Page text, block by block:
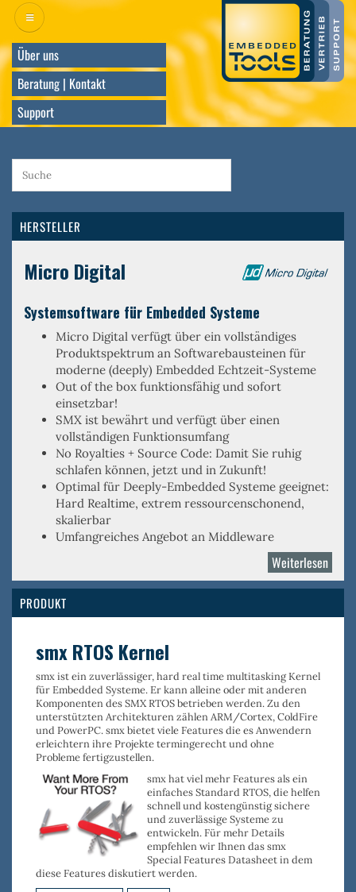
Direkt
zum
InhaltÜber uns
Beratung | Kontakt
Support
HERSTELLER
Micro Digital
Systemsoftware für Embedded Systeme
Micro Digital verfügt über ein vollständiges
Produktspektrum an Softwarebausteinen für
moderne (deeply) Embedded Echtzeit-Systeme
Out of the box funktionsfähig und sofort
einsetzbar!
SMX ist bewährt und verfügt über einen
vollständigen Funktionsumfang
No Royalties + Source Code: Damit Sie ruhig
schlafen können, jetzt und in Zukunft!
Optimal für Deeply-Embedded Systeme geeignet:
Hard Realtime, extrem ressourcenschonend,
skalierbar
Umfangreiches Angebot an Middleware
Weiterlesen
Micro
PRODUKT
smx RTOS Kernel
smx ist ein zuverlässiger, hard real time multitasking Kernel
für Embedded Systeme. Er kann alleine oder mit anderen
Komponenten des SMX RTOS betrieben werden. Zu den
unterstützten Architekturen zählen ARM/Cortex, ColdFire
und PowerPC. smx bietet viele Features die es Anwendern
erleichtern ihre Projekte termingerecht und ohne
Probleme fertigzustellen.
smxhat viel mehr Features als ein
einfaches Standard RTOS, die helfen
schnell und kostengünstig sichere
und zuverlässige Systeme zu
entwickeln. Für mehr Details
empfehlen wir Ihnen das smx
Special Features Datasheet in dem
diese Features diskutiert werden.